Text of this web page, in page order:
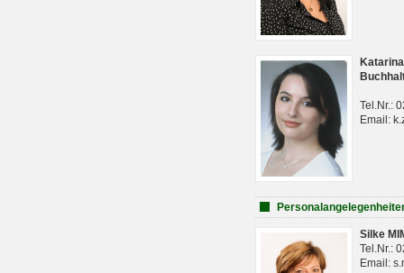
Tel.Nr.:
Email:
Silke
Tel.Nr.:
Email: